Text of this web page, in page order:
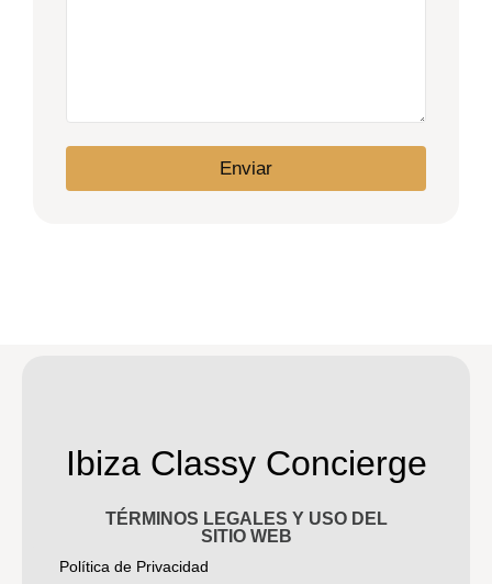
Enviar
Ibiza Classy Concierge
TÉRMINOS LEGALES Y USO DEL
SITIO WEB
Política de Privacidad